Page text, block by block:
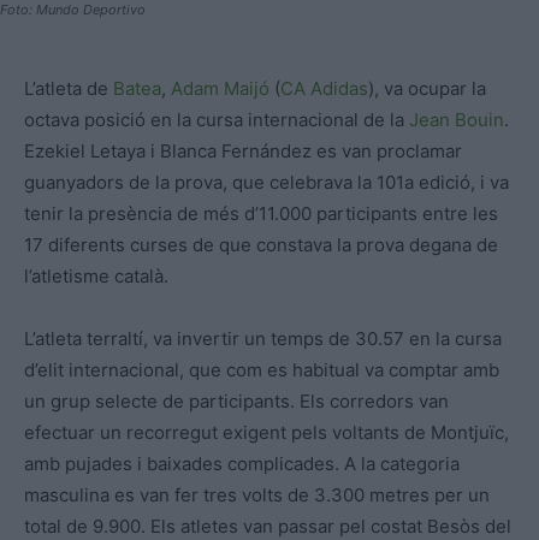
Foto: Mundo Deportivo
L’atleta de Batea, Adam Maijó (CA Adidas), va ocupar la
octava posició en la cursa internacional de la Jean Bouin.
Ezekiel Letaya i Blanca Fernández es van proclamar
guanyadors de la prova, que celebrava la 101a edició, i va
tenir la presència de més d’11.000 participants entre les
17 diferents curses de que constava la prova degana de
l’atletisme català.
L’atleta terraltí, va invertir un temps de 30.57 en la cursa
d’elit internacional, que com es habitual va comptar amb
un grup selecte de participants. Els corredors van
efectuar un recorregut exigent pels voltants de Montjuïc,
amb pujades i baixades complicades. A la categoria
masculina es van fer tres volts de 3.300 metres per un
total de 9.900. Els atletes van passar pel costat Besòs del